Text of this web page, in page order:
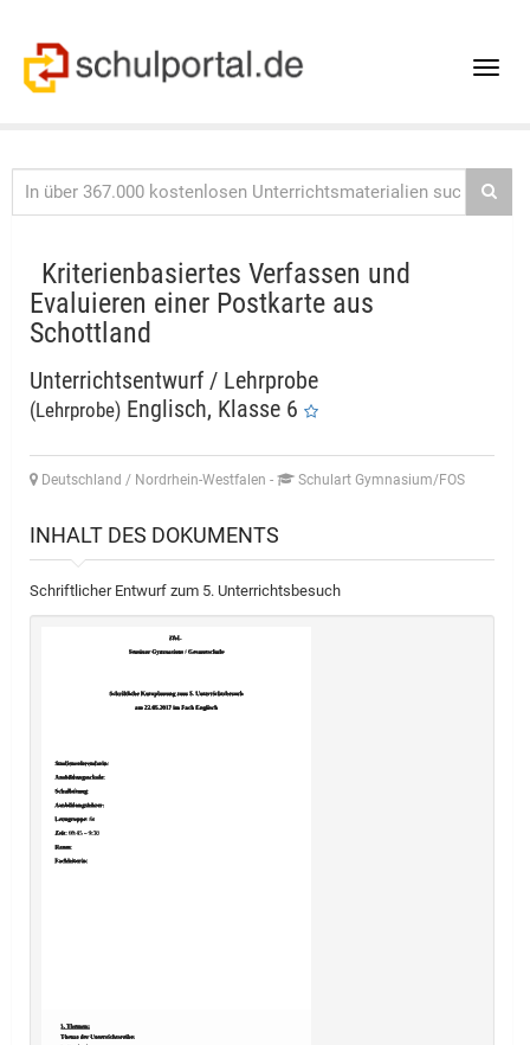
Toggle
Kriterienbasiertes Verfassen und
Evaluieren einer Postkarte aus
Schottland
Unterrichtsentwurf / Lehrprobe
(Lehrprobe) Englisch, Klasse 6
Deutschland / Nordrhein-Westfalen - Schulart Gymnasium/FOS
INHALT DES DOKUMENTS
Schriftlicher Entwurf zum 5. Unterrichtsbesuch